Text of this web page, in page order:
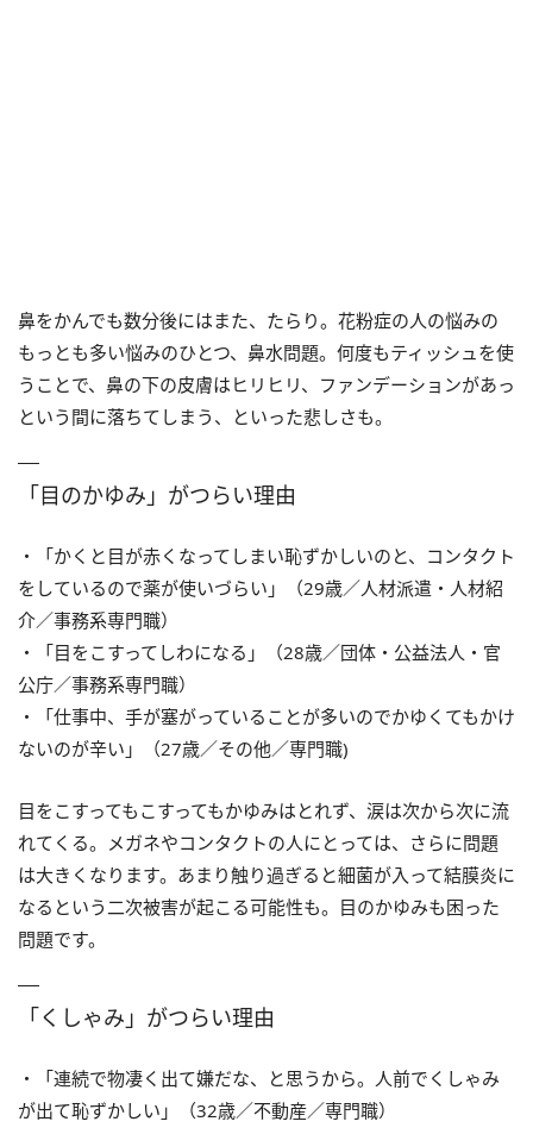
鼻をかんでも数分後にはまた、たらり。花粉症の人の悩みの
もっとも多い悩みのひとつ、鼻水問題。何度もティッシュを使
うことで、鼻の下の皮膚はヒリヒリ、ファンデーションがあっ
という間に落ちてしまう、といった悲しさも。
「目のかゆみ」がつらい理由
・「かくと目が赤くなってしまい恥ずかしいのと、コンタクト
をしているので薬が使いづらい」（29歳／人材派遣・人材紹
介／事務系専門職）
・「目をこすってしわになる」（28歳／団体・公益法人・官
公庁／事務系専門職）
・「仕事中、手が塞がっていることが多いのでかゆくてもかけ
ないのが辛い」（27歳／その他／専門職)
目をこすってもこすってもかゆみはとれず、涙は次から次に流
れてくる。メガネやコンタクトの人にとっては、さらに問題
は大きくなります。あまり触り過ぎると細菌が入って結膜炎に
なるという二次被害が起こる可能性も。目のかゆみも困った
問題です。
「くしゃみ」がつらい理由
・「連続で物凄く出て嫌だな、と思うから。人前でくしゃみ
が出て恥ずかしい」（32歳／不動産／専門職）